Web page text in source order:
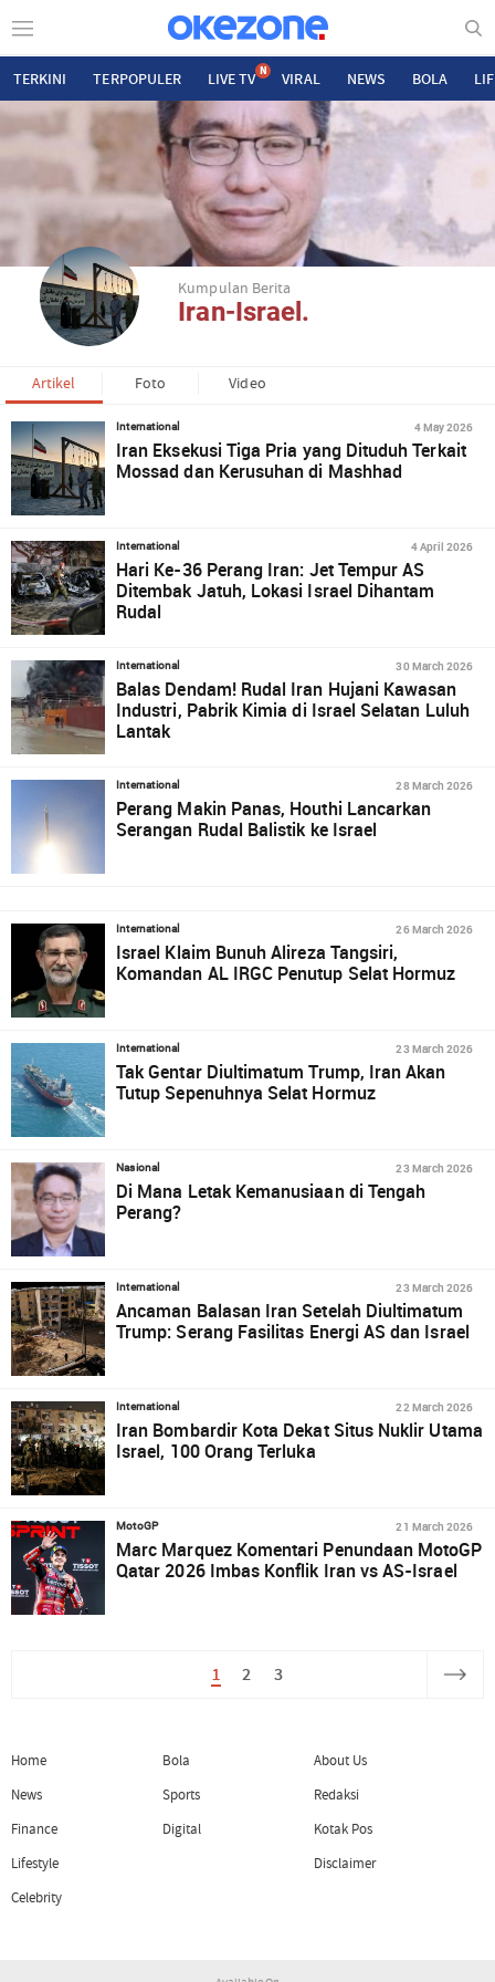
TERKINI TERPOPULER LIVE TV N VIRAL NEWS BOLA
Kumpulan Berita
Iran-Israel.
Artikel Foto Video
International 4 May 2026
Iran Eksekusi Tiga Pria yang Dituduh Terkait
Mossad dan Kerusuhan di Mashhad
International 4 April 2026
Hari Ke-36 Perang Iran: Jet Tempur AS
Ditembak Jatuh, Lokasi Israel Dihantam
Rudal
International 30 March 2026
Balas Dendam! Rudal Iran Hujani Kawasan
Industri, Pabrik Kimia di Israel Selatan Luluh
Lantak
International 28 March 2026
Perang Makin Panas, Houthi Lancarkan
Serangan Rudal Balistik ke Israel
International 26 March 2026
Israel Klaim Bunuh Alireza Tangsiri,
Komandan AL IRGC Penutup Selat Hormuz
International 23 March 2026
Tak Gentar Diultimatum Trump, Iran Akan
Tutup Sepenuhnya Selat Hormuz
Nasional 23 March 2026
Di Mana Letak Kemanusiaan di Tengah
Perang?
International 23 March 2026
Ancaman Balasan Iran Setelah Diultimatum
Trump: Serang Fasilitas Energi AS dan Israel
International 22 March 2026
Iran Bombardir Kota Dekat Situs Nuklir Utama
Israel, 100 Orang Terluka
MotoGP 21 March 2026
Marc Marquez Komentari Penundaan MotoGP
Qatar 2026 Imbas Konflik Iran vs AS-Israel
1 2 3
Home
News
Finance
Lifestyle
Celebrity
Bola
Sports
Digital
About Us
Redaksi
Kotak Pos
Disclaimer